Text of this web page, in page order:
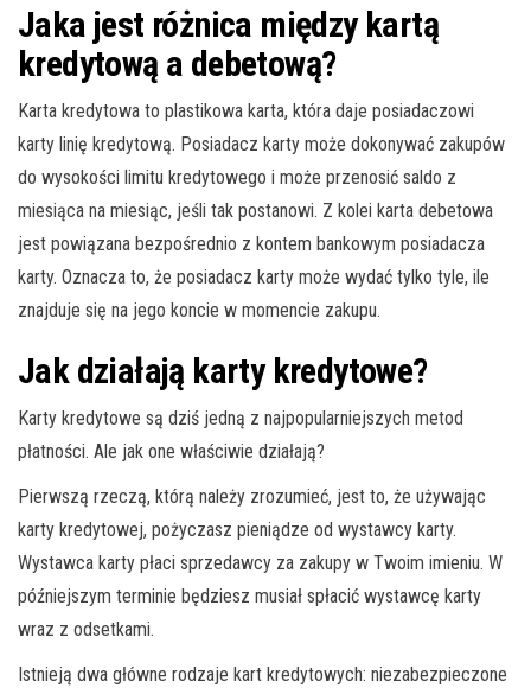
Jaka jest różnica między kartą
kredytową a debetową?
Karta kredytowa to plastikowa karta, która daje posiadaczowi
karty linię kredytową. Posiadacz karty może dokonywać zakupów
do wysokości limitu kredytowego i może przenosić saldo z
miesiąca na miesiąc, jeśli tak postanowi. Z kolei karta debetowa
jest powiązana bezpośrednio z kontem bankowym posiadacza
karty. Oznacza to, że posiadacz karty może wydać tylko tyle, ile
znajduje się na jego koncie w momencie zakupu.
Jak działają karty kredytowe?
Karty kredytowe są dziś jedną z najpopularniejszych metod
płatności. Ale jak one właściwie działają?
Pierwszą rzeczą, którą należy zrozumieć, jest to, że używając
karty kredytowej, pożyczasz pieniądze od wystawcy karty.
Wystawca karty płaci sprzedawcy za zakupy w Twoim imieniu. W
późniejszym terminie będziesz musiał spłacić wystawcę karty
wraz z odsetkami.
Istnieją dwa główne rodzaje kart kredytowych: niezabezpieczone